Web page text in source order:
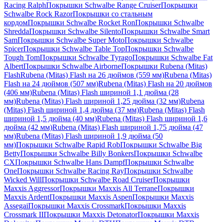
Racing RalphПокрышки Schwalbe Range CruiserПокрышки
Schwalbe Rock RazorПокрышки со стальным
кордомПокрышки Schwalbe Rocket RonПокрышки Schwalbe
ShreddaПокрышки Schwalbe SilentoПокрышки Schwalbe Smart
SamПокрышки Schwalbe Super MotoПокрышки Schwalbe
SpicerПокрышки Schwalbe Table TopПокрышки Schwalbe
Tough TomПокрышки Schwalbe TyragoПокрышки Schwalbe Fat
AlbertПокрышки Schwalbe AirborneПокрышки Rubena (Mitas)
FlashRubena (Mitas) Flash на 26 дюймов (559 мм)Rubena (Mitas)
Flash на 24 дюймов (507 мм)Rubena (Mitas) Flash на 20 дюймов
(406 мм)Rubena (Mitas) Flash шириной 1,1 дюйма (28
мм)Rubena (Mitas) Flash шириной 1,25 дюйма (32 мм)Rubena
(Mitas) Flash шириной 1,4 дюйма (37 мм)Rubena (Mitas) Flash
шириной 1,5 дюйма (40 мм)Rubena (Mitas) Flash шириной 1,6
дюйма (42 мм)Rubena (Mitas) Flash шириной 1,75 дюйма (47
мм)Rubena (Mitas) Flash шириной 1,9 дюйма (50
мм)Покрышки Schwalbe Rapid RobПокрышки Schwalbe Big
BettyПокрышки Schwalbe Billy BonkersПокрышки Schwalbe
CXПокрышки Schwalbe Hans DampfПокрышки Schwalbe
OneПокрышки Schwalbe Racing RayПокрышки Schwalbe
Wicked WillПокрышки Schwalbe Road CruiserПокрышки
Maxxis AggressorПокрышки Maxxis All TerraneПокрышки
Maxxis ArdentПокрышки Maxxis AspenПокрышки Maxxis
AssegaiПокрышки Maxxis CrossmarkПокрышки Maxxis
Crossmark IIПокрышки Maxxis DetonatorПокрышки Maxxis